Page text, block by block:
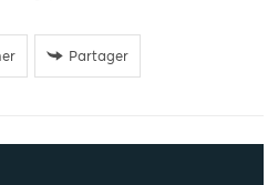
Partager